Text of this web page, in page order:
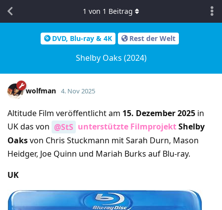
DVD, Blu-ray & 4K Rest der Welt
Shelby Oaks (2024)
1 von 1 Beitrag
wolfman 4. Nov 2025
Altitude Film veröffentlicht am 15. Dezember 2025 in
UK das von @StS unterstützte FilmprojektShelby
Oaksvon Chris Stuckmann mit Sarah Durn, Mason
Heidger, Joe Quinn und Mariah Burks auf Blu-ray.
UK